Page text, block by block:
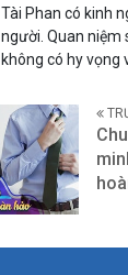
Tài Phan có kinh
người. Quan niệm
không có hy vọng